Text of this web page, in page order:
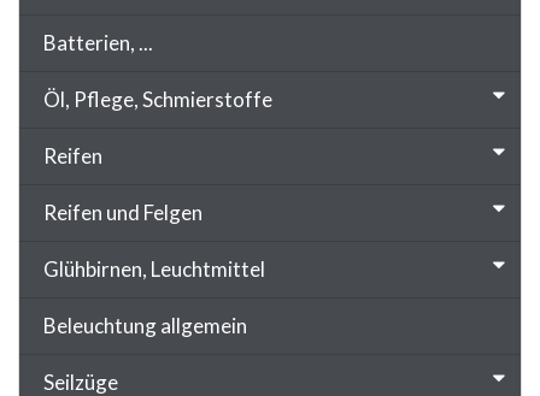
Batterien, ...
Öl, Pflege, Schmierstoffe
Reifen
Reifen und Felgen
Glühbirnen, Leuchtmittel
Beleuchtung allgemein
Seilzüge